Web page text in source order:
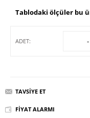
Tablodaki ölçüler bu
ADET: -
TAVSIYE ET
FIYAT ALARMI